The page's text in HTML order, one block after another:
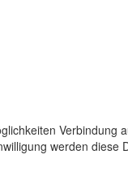
werden diese